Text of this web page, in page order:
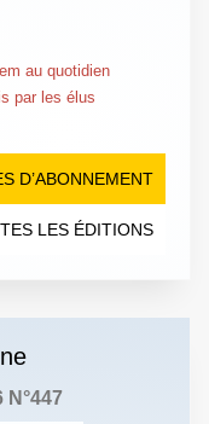
au quotidien
par les élus
D’ABONNEMENT
LES ÉDITIONS
N°447